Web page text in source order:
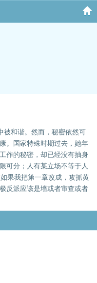
被和谐。然而，秘密依然可
。国家特殊时期过去，她年
作的秘密，却已经没有抽身
可分；人有某立场不等于人
果我把第一章改成，攻抓黄
反派应该是墙或者审查或者